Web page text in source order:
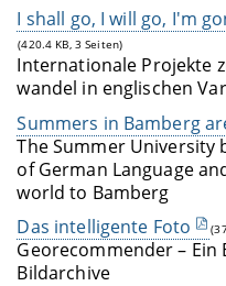
I shall go, I will go, I'm
(420.4 KB, 3 Seiten)
Internationale Projekte
wandel in englischen
Summers in Bamberg
The Summer University
of German Language
world to Bamberg
Das intelligente Foto
Georecommender –
Bildarchive